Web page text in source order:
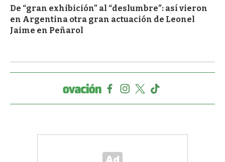
De “gran exhibición” al “deslumbre”: así vieron
en Argentina otra gran actuación de Leonel
Jaime en Peñarol